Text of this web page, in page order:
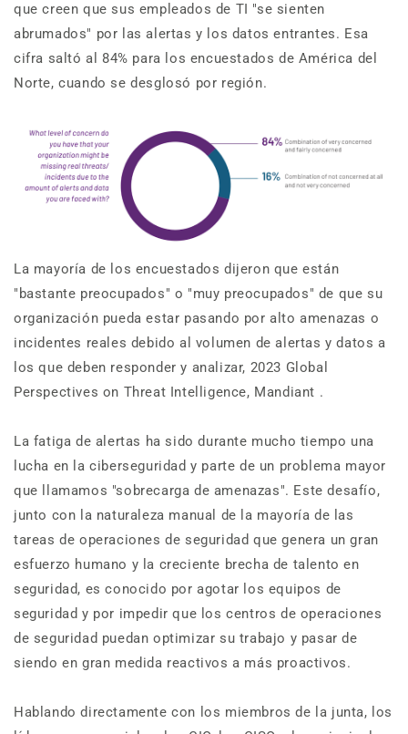
que creen que sus empleados de TI "se sienten
abrumados" por las alertas y los datos entrantes. Esa
cifra saltó al 84% para los encuestados de América del
Norte, cuando se desglosó por región.
La mayoría de los encuestados dijeron que están
"bastante preocupados" o "muy preocupados" de que su
organización pueda estar pasando por alto amenazas o
incidentes reales debido al volumen de alertas y datos a
los que deben responder y analizar, 2023 Global
Perspectives on Threat Intelligence, Mandiant .
La fatiga de alertas ha sido durante mucho tiempo una
lucha en la ciberseguridad y parte de un problema mayor
que llamamos "sobrecarga de amenazas". Este desafío,
junto con la naturaleza manual de la mayoría de las
tareas de operaciones de seguridad que genera un gran
esfuerzo humano y la creciente brecha de talento en
seguridad, es conocido por agotar los equipos de
seguridad y por impedir que los centros de operaciones
de seguridad puedan optimizar su trabajo y pasar de
siendo en gran medida reactivos a más proactivos.
Hablando directamente con los miembros de la junta, los